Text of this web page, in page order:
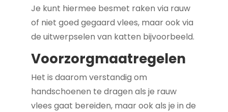
Je kunt hiermee besmet raken via rauw
of niet goed gegaard vlees, maar ook via
de uitwerpselen van katten bijvoorbeeld.
Voorzorgmaatregelen
Het is daarom verstandig om
handschoenen te dragen als je rauw
vlees gaat bereiden, maar ook als je in de